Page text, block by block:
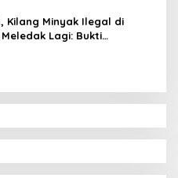
Kilang Minyak Ilegal di
Lagi: Bukti
Sumsel Hanya ‘Lip